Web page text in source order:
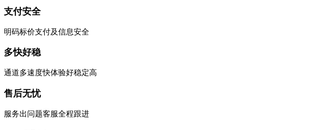
支付安全
明码标价支付及信息安全
多快好稳
通道多速度快体验好稳定高
售后无忧
服务出问题客服全程跟进